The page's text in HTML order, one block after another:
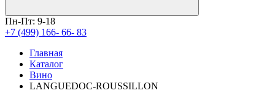
Пн-Пт: 9-18
+7 (499) 166- 66- 83
Главная
Каталог
Вино
LANGUEDOC-ROUSSILLON